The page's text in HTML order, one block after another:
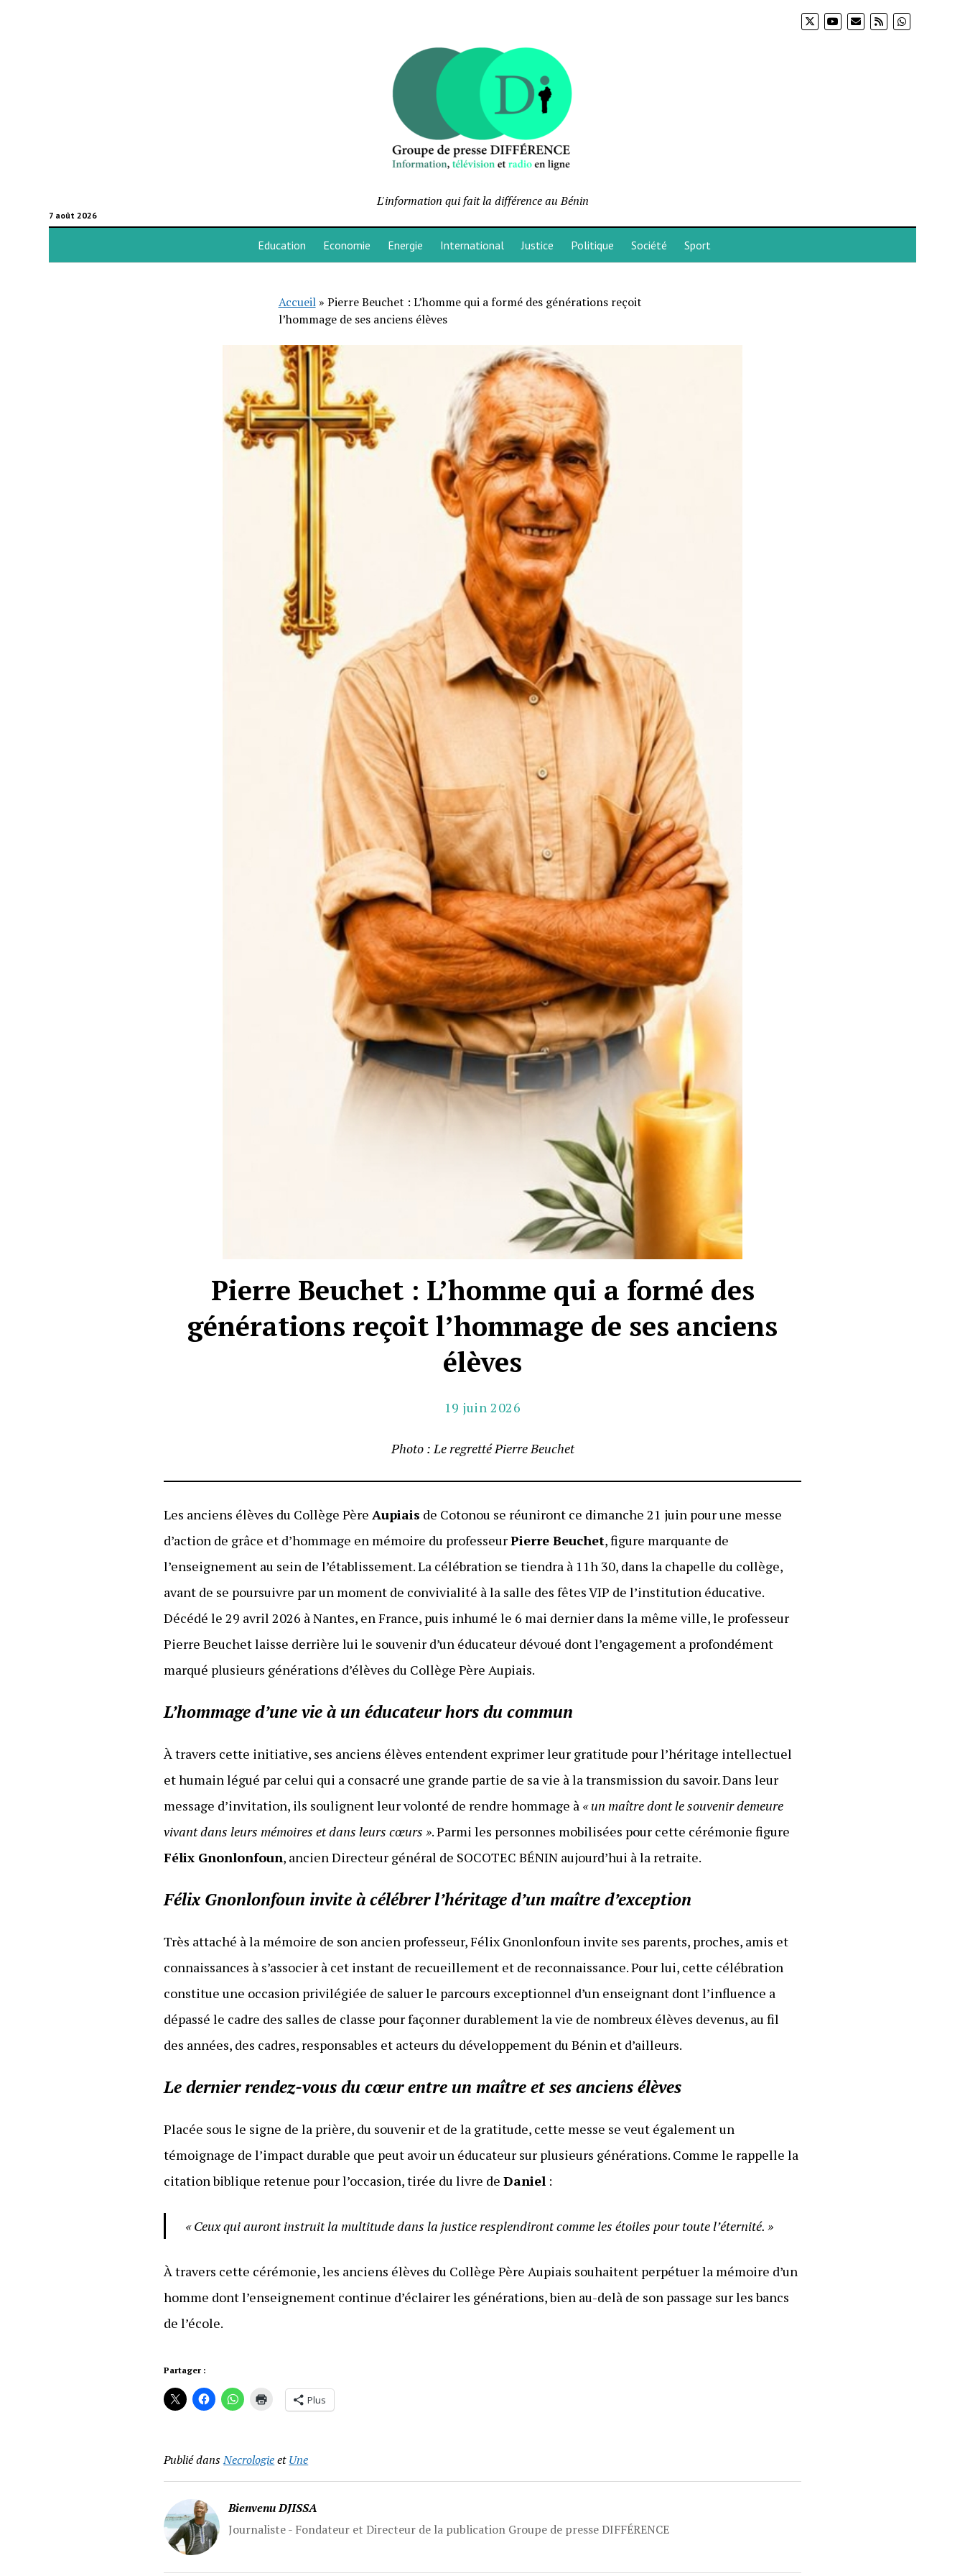
7 août 2026
L'information qui fait la différence au Bénin
Education Economie Energie International Justice Politique Société Sport
Accueil» Pierre Beuchet : L’homme qui a formé des générations reçoit
l’hommage de ses anciens élèves
Pierre Beuchet : L’homme qui a formé des
générations reçoit l’hommage de ses anciens
élèves
19 juin 2026
Photo : Le regretté Pierre Beuchet
Les anciens élèves du Collège PèreAupiais de Cotonou se réuniront ce dimanche 21 juin pour une messe
d’action de grâce et d’hommage en mémoire du professeurPierre Beuchet, figure marquante de
l’enseignement au sein de l’établissement. La célébration se tiendra à 11h 30, dans la chapelle du collège,
avant de se poursuivre par un moment de convivialité à la salle des fêtes VIP de l’institution éducative.
Décédé le 29 avril 2026 à Nantes, en France, puis inhumé le 6 mai dernier dans la même ville, le professeur
Pierre Beuchet laisse derrière lui le souvenir d’un éducateur dévoué dont l’engagement a profondément
marqué plusieurs générations d’élèves du Collège Père Aupiais.
L’hommage d’une vie à un éducateur hors du commun
À travers cette initiative, ses anciens élèves entendent exprimer leur gratitude pour l’héritage intellectuel
et humain légué par celui qui a consacré une grande partie de sa vie à la transmission du savoir. Dans leur
message d’invitation, ils soulignent leur volonté de rendre hommage à « un maître dont le souvenir demeure
vivant dans leurs mémoires et dans leurs cœurs ». Parmi les personnes mobilisées pour cette cérémonie figure
Félix Gnonlonfoun, ancien Directeur général de SOCOTEC BÉNIN aujourd’hui à la retraite.
Félix Gnonlonfoun invite à célébrer l’héritage d’un maître d’exception
Très attaché à la mémoire de son ancien professeur, Félix Gnonlonfoun invite ses parents, proches, amis et
connaissances à s’associer à cet instant de recueillement et de reconnaissance. Pour lui, cette célébration
constitue une occasion privilégiée de saluer le parcours exceptionnel d’un enseignant dont l’influence a
dépassé le cadre des salles de classe pour façonner durablement la vie de nombreux élèves devenus, au fil
des années, des cadres, responsables et acteurs du développement du Bénin et d’ailleurs.
Le dernier rendez-vous du cœur entre un maître et ses anciens élèves
Placée sous le signe de la prière, du souvenir et de la gratitude, cette messe se veut également un
témoignage de l’impact durable que peut avoir un éducateur sur plusieurs générations. Comme le rappelle la
citation biblique retenue pour l’occasion, tirée du livre deDaniel :
« Ceux qui auront instruit la multitude dans la justice resplendiront comme les étoiles pour toute l’éternité. »
À travers cette cérémonie, les anciens élèves du Collège Père Aupiais souhaitent perpétuer la mémoire d’un
homme dont l’enseignement continue d’éclairer les générations, bien au-delà de son passage sur les bancs
de l’école.
Partager :
Plus
Publié dansNecrologieetUne
Bienvenu DJISSA
Journaliste - Fondateur et Directeur de la publication Groupe de presse DIFFÉRENCE